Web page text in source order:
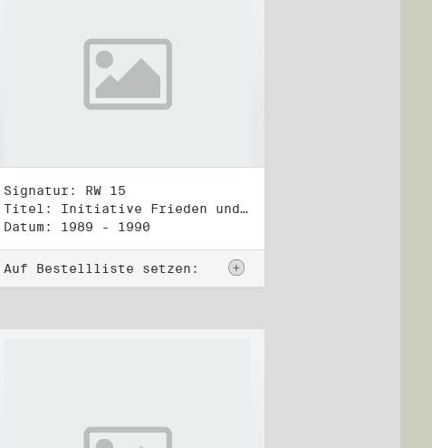
Signatur: RW 15
Titel: Initiative Frieden und Menschenrechte, Veröffentlichungen
Datum: 1989 - 1990
Auf Bestellliste setzen: